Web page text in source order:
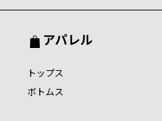
アパレル
トップス
ボトムス